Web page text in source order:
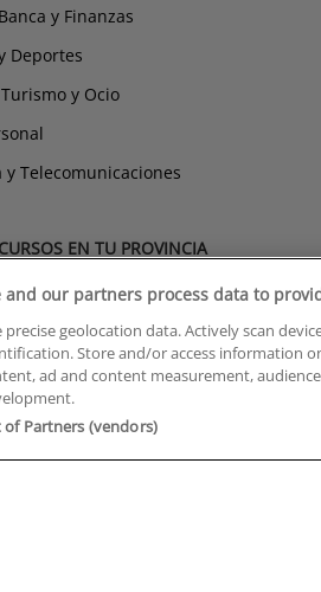
y Finanzas
Deportes
y Ocio
Telecomunicaciones
EN TU PROVINCIA
Cursos en La Rioja
Cursos en León
Cursos en Lleida
Cursos en Murcia
and our partners process data to
precise geolocation data. Actively scan
Store and/or access information
ad and content measurement,
of Partners (vendors)